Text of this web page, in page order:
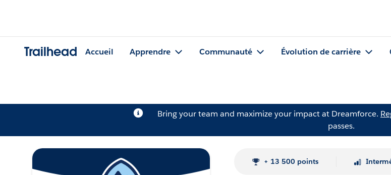
Trailhead Accueil Apprendre Communauté Évolution de carrière
Bring your team and maximize your impact at Dreamforce.
passes.
+ 13 500 points